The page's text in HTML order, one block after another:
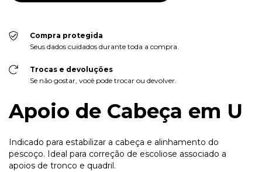
Compra protegida
Seus dados cuidados durante toda a compra.
Trocas e devoluções
Se não gostar, você pode trocar ou devolver.
Apoio de Cabeça em U
Indicado para estabilizar a cabeça e alinhamento do
pescoço. Ideal para correção de escoliose associado a
apoios de tronco e quadril.